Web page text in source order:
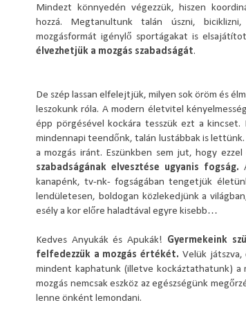
Mindezt könnyedén végezzük, hiszen
hozzá. Megtanultunk talán úszni,
mozgásformát igénylő sportágakat is
élvezhetjük a mozgás szabadságát.
De szép lassan elfelejtjük, milyen sok öröm és
leszokunk róla. A modern életvitel
épp pörgésével kockára tesszük ezt a
mindennapi teendőnk, talán lustábbak is
a mozgás iránt. Eszünkben sem jut, hogy
szabadságának elvesztése ugyanis fogság.
kanapénk, tv-nk- fogságában tengetjük
lendületesen, boldogan közlekedjünk a
esély a kor előre haladtával egyre kisebb…
Kedves Anyukák és Apukák! Gyermekeink
felfedezzük a mozgás értékét. Velük
mindent kaphatunk (illetve kockáztathatunk) a
mozgás nemcsak eszköz az egészségünk
lenne önként lemondani.